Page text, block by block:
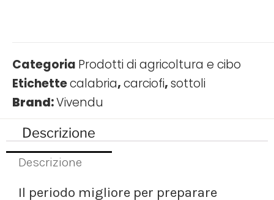
Categoria Prodotti di agricoltura e cibo
Etichettecalabria,carciofi,sottoli
Brand:Vivendu
Descrizione
Descrizione
Il periodo migliore per preparare